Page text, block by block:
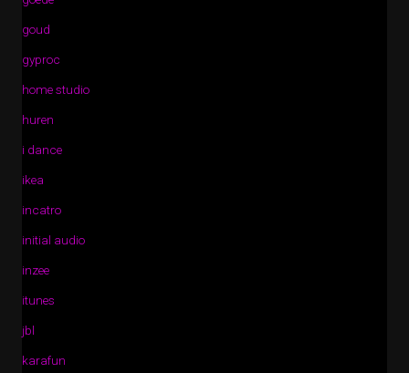
goud
gyproc
home studio
huren
i dance
ikea
incatro
initial audio
inzee
itunes
jbl
karafun